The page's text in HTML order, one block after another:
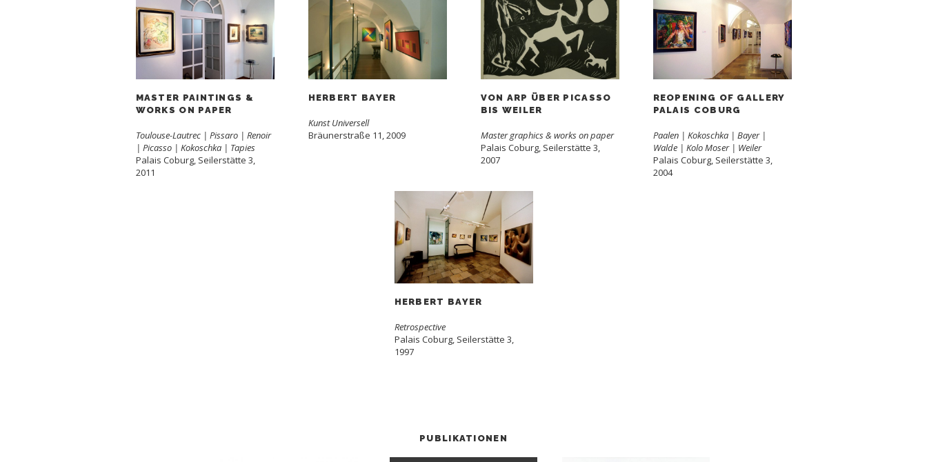
REOPENING OF GALLERY
PALAIS COBURG
Paalen | Kokoschka | Bayer |
Walde | Kolo Moser | Weiler
Palais Coburg, Seilerstätte 3,
2004
VON ARP ÜBER PICASSO
BIS WEILER
Master graphics & works on paper
Palais Coburg, Seilerstätte 3,
2007
HERBERT BAYER
Kunst Universell
Bräunerstraße 11, 2009
HERBERT BAYER
Retrospective
Palais Coburg, Seilerstätte 3,
1997
MASTER PAINTINGS &
WORKS ON PAPER
Toulouse-Lautrec | Pissaro | Renoir
| Picasso | Kokoschka | Tapies
Palais Coburg, Seilerstätte 3,
2011
PUBLIKATIONEN